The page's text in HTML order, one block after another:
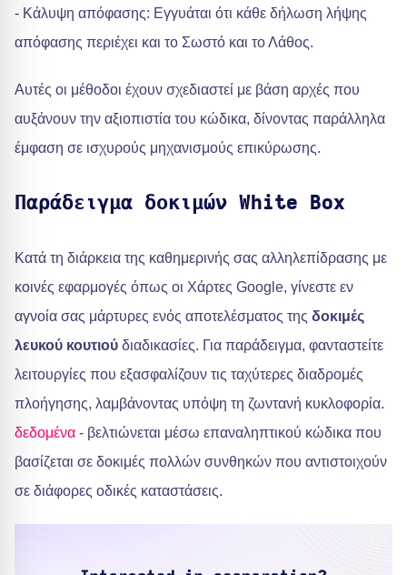
- Κάλυψη απόφασης: Εγγυάται ότι κάθε δήλωση λήψης
απόφασης περιέχει και το Σωστό και το Λάθος.
Αυτές οι μέθοδοι έχουν σχεδιαστεί με βάση αρχές που
αυξάνουν την αξιοπιστία του κώδικα, δίνοντας παράλληλα
έμφαση σε ισχυρούς μηχανισμούς επικύρωσης.
Παράδειγμα δοκιμών White Box
Κατά τη διάρκεια της καθημερινής σας αλληλεπίδρασης με
κοινές εφαρμογές όπως οι Χάρτες Google, γίνεστε εν
αγνοία σας μάρτυρες ενός αποτελέσματος της δοκιμές
λευκού κουτιού διαδικασίες. Για παράδειγμα, φανταστείτε
λειτουργίες που εξασφαλίζουν τις ταχύτερες διαδρομές
πλοήγησης, λαμβάνοντας υπόψη τη ζωντανή κυκλοφορία.
δεδομένα - βελτιώνεται μέσω επαναληπτικού κώδικα που
βασίζεται σε δοκιμές πολλών συνθηκών που αντιστοιχούν
σε διάφορες οδικές καταστάσεις.